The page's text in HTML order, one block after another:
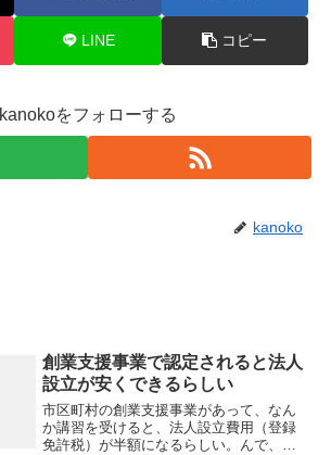
LINE コピー
kanokoをフォローする
kanoko
創業支援事業で認定されると法人
設立が安くできるらしい
市区町村の創業支援事業があって、なん
か講習を受けると、法人設立費用（登録
免許税）が半額になるらしい。んで、調